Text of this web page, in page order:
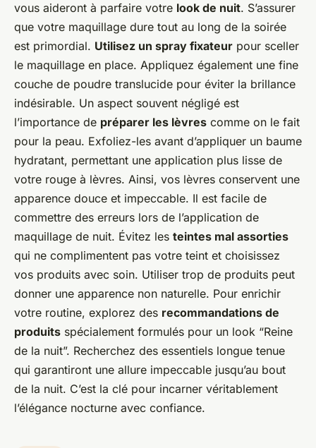
vous aideront à parfaire votre look de nuit. S’assurer
que votre maquillage dure tout au long de la soirée
est primordial. Utilisez un spray fixateur pour sceller
le maquillage en place. Appliquez également une fine
couche de poudre translucide pour éviter la brillance
indésirable. Un aspect souvent négligé est
l’importance de préparer les lèvres comme on le fait
pour la peau. Exfoliez-les avant d’appliquer un baume
hydratant, permettant une application plus lisse de
votre rouge à lèvres. Ainsi, vos lèvres conservent une
apparence douce et impeccable. Il est facile de
commettre des erreurs lors de l’application de
maquillage de nuit. Évitez les teintes mal assorties
qui ne complimentent pas votre teint et choisissez
vos produits avec soin. Utiliser trop de produits peut
donner une apparence non naturelle. Pour enrichir
votre routine, explorez des recommandations de
produits spécialement formulés pour un look “Reine
de la nuit”. Recherchez des essentiels longue tenue
qui garantiront une allure impeccable jusqu’au bout
de la nuit. C’est la clé pour incarner véritablement
l’élégance nocturne avec confiance.